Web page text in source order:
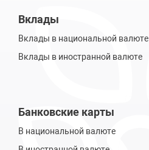
Вклады
Вклады в национальной валюте
Вклады в иностранной валюте
Банковские карты
В национальной валюте